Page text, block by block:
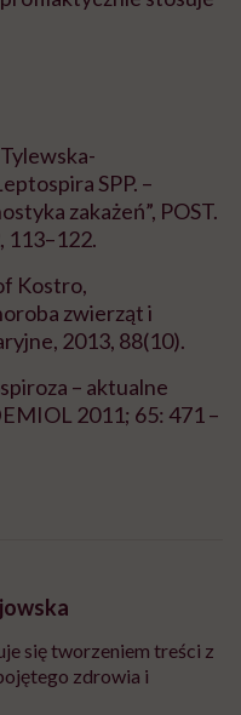
SPP. –
zakażeń”, POST.
113–122.
Kostro,
zwierząt i
2013, 88(10).
– aktualne
2011; 65: 471 –
się tworzeniem treści z
zdrowia i